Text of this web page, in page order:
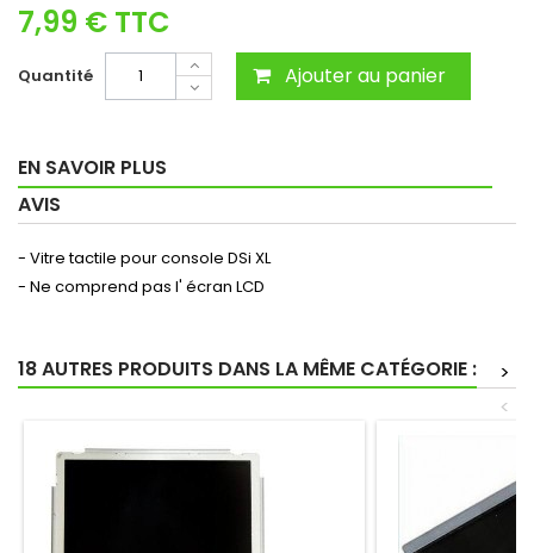
7,99 € TTC
Quantité Ajouter au panier
EN SAVOIR PLUS
AVIS
- Vitre tactile pour console DSi XL
- Ne comprend pas l' écran LCD
18 AUTRES PRODUITS DANS LA MÊME CATÉGORIE :
>
<